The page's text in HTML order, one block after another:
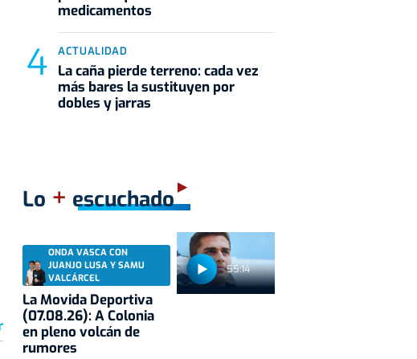
medicamentos
ACTUALIDAD
La caña pierde terreno: cada vez
más bares la sustituyen por
dobles y jarras
Lo + escuchado
55:14
ONDA VASCA CON
JUANJO LUSA Y SAMU
VALCÁRCEL
La Movida Deportiva
(07.08.26): A Colonia
en pleno volcán de
rumores